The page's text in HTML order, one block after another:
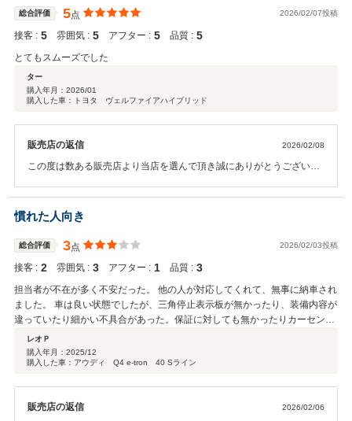
したらお気軽にご相談ください。 またのご利用を心よりお待ちしてお
ります。
総合評価 5点 2026/02/07投稿
接客 : 5 雰囲気 : 5 アフター : 5 品質 : 5
とてもスムーズでした
ター
購入年月： 2026/01
購入した車：トヨタ ヴェルファイアハイブリッド
販売店の返信 2026/02/08
この度は数ある販売店より当店を選んで頂き誠にありがとうございま
ざいました。 何かございましたらお気兼ねなくご連絡頂ければ幸いで
す。 今後とも末永く宜しくお願い致します。
慣れた人向き
総合評価 3点 2026/02/03投稿
接客 : 2 雰囲気 : 3 アフター : 1 品質 : 3
担当者が不在が多く不安だった。 他の人が対応してくれて、無事に納車され
ました。 車は良い状態でしたが、三角停止表示板が無かったり、装備内容が
違っていたり細かい不具合があった。保証に対しても無かったりカーセンサ
ーの内容と違っていた。新たに自分でディーラーに行って保証を付けてもら
った。(整備費用は自己負担)
レオＰ
購入年月： 2025/12
購入した車：アウディ Q4 e-tron 40 Sライン
販売店の返信 2026/02/06